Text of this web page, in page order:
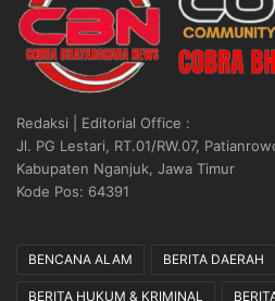
Redaksi | Editorial Office :
Jl. PG Lestari, RT.01/RW.07,
Kabupaten Nganjuk, Jawa Timur
Kode Pos: 64391
BENCANA ALAM BERITA DAERAH
BERITA HUKUM & KRIMINAL